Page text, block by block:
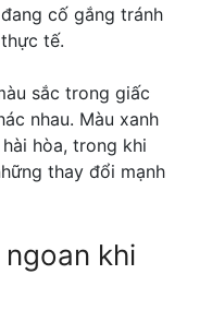
cố gắng tránh
tế.
sắc trong giấc
nhau. Màu xanh
hòa, trong khi
thay đổi mạnh
khi